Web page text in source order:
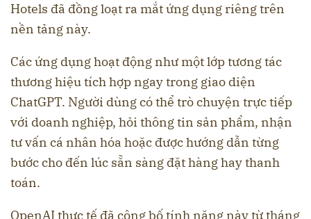
Hotels đã đồng loạt ra mắt ứng dụng riêng trên
nền tảng này.
Các ứng dụng hoạt động như một lớp tương tác
thương hiệu tích hợp ngay trong giao diện
ChatGPT. Người dùng có thể trò chuyện trực tiếp
với doanh nghiệp, hỏi thông tin sản phẩm, nhận
tư vấn cá nhân hóa hoặc được hướng dẫn từng
bước cho đến lúc sẵn sàng đặt hàng hay thanh
toán.
OpenAI thực tế đã công bố tính năng này từ tháng